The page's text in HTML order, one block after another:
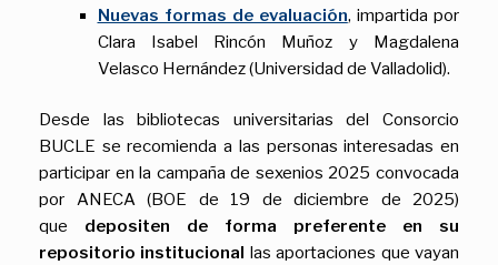
Nuevas formas de evaluación, impartida por
Clara Isabel Rincón Muñoz y Magdalena
Velasco Hernández (Universidad de Valladolid).
Desde las bibliotecas universitarias del Consorcio
BUCLE se recomienda a las personas interesadas en
participar en la campaña de sexenios 2025 convocada
por ANECA (BOE de 19 de diciembre de 2025)
que depositen de forma preferente en su
repositorio institucional las aportaciones que vayan